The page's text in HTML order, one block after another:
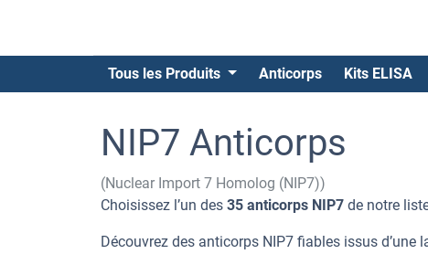
Tous les Produits Anticorps Kits ELISA
NIP7 Anticorps
(Nuclear Import 7 Homolog (NIP7))
Choisissez l’un des 35 anticorps NIP7 de notre
Découvrez des anticorps NIP7 fiables issus